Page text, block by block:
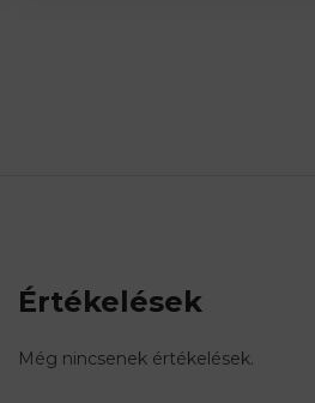
Értékelések
Még nincsenek értékelések.